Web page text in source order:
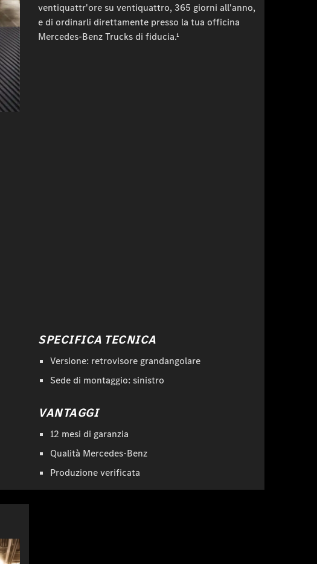
ventiquattr'ore su ventiquattro, 365 giorni all'anno,
e di ordinarli direttamente presso la tua officina
Mercedes-Benz Trucks di fiducia.¹
SPECIFICA TECNICA
Versione: retrovisore grandangolare
Sede di montaggio: sinistro
VANTAGGI
12 mesi di garanzia
Qualità Mercedes-Benz
Produzione verificata